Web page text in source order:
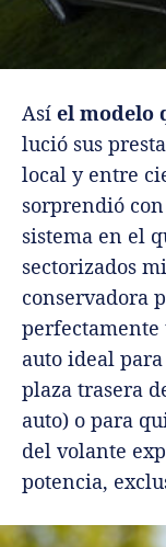
Así el modelo
lució sus
local y entre
sorprendió
sistema en el
sectorizados
conservadora
perfectamente
auto ideal
plaza trasera
auto) o para
del volante
potencia,